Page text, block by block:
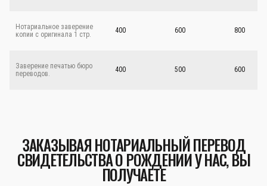
Нотариальное заверение
копии с оригинала 1 стр.
400 600 800
Заверение печатью бюро
переводов.
400 500 600
ЗАКАЗЫВАЯ НОТАРИАЛЬНЫЙ ПЕРЕВОД
СВИДЕТЕЛЬСТВА О РОЖДЕНИИ У НАС, ВЫ
ПОЛУЧАЕТЕ